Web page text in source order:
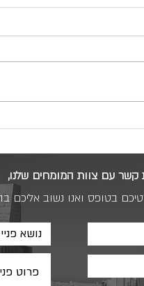
קשר עם צוות המומחים שלנו,
בטופס ואנו נשוב אליכם